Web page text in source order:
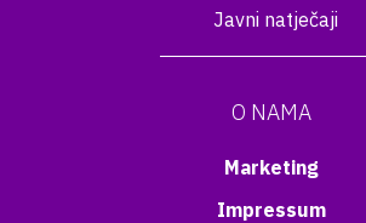
Javni natječaji
O NAMA
Marketing
Impressum